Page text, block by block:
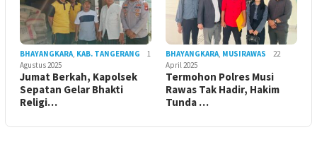
BHAYANGKARA, KAB. TANGERANG
1
Agustus 2025
Jumat Berkah, Kapolsek
Sepatan Gelar Bhakti
Religi…
BHAYANGKARA, MUSIRAWAS
22
April 2025
Termohon Polres Musi
Rawas Tak Hadir, Hakim
Tunda …